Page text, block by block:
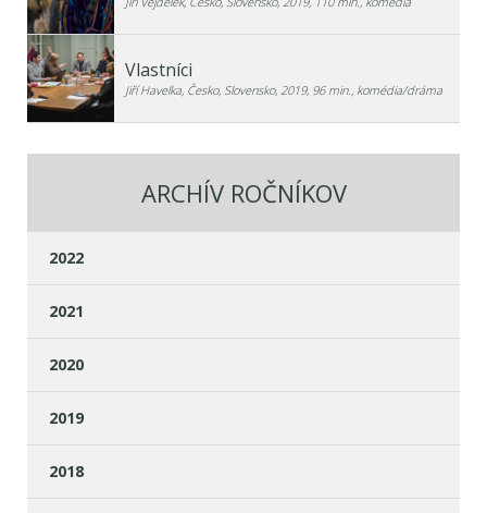
Vlastníci
Jiří Havelka, Česko, Slovensko, 2019, 96 min., komédia/dráma
ARCHÍV ROČNÍKOV
2022
2021
2020
2019
2018